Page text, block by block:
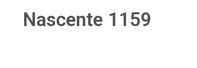
Nascente 1159